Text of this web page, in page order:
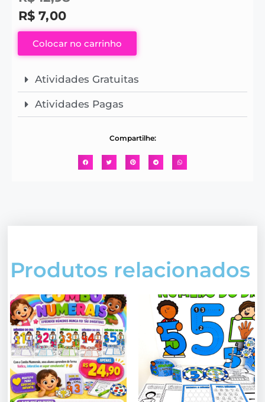
R$ 7,00
Colocar no carrinho
Atividades Gratuitas
Atividades Pagas
Compartilhe:
Produtos relacionados